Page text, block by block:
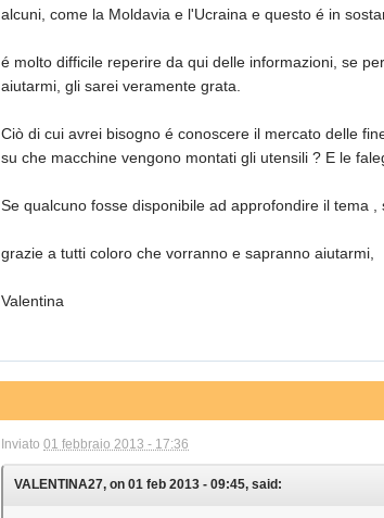
alcuni, come la Moldavia e l'Ucraina e questo é in
é molto difficile reperire da qui delle informazioni, se
aiutarmi, gli sarei veramente grata.
Ciò di cui avrei bisogno é conoscere il mercato delle
su che macchine vengono montati gli utensili ? E le
Se qualcuno fosse disponibile ad approfondire il tema
grazie a tutti coloro che vorranno e sapranno aiutarmi,
Valentina
Inviato 01 febbraio 2013 - 17:36
VALENTINA27, on 01 feb 2013 - 09:45, said: